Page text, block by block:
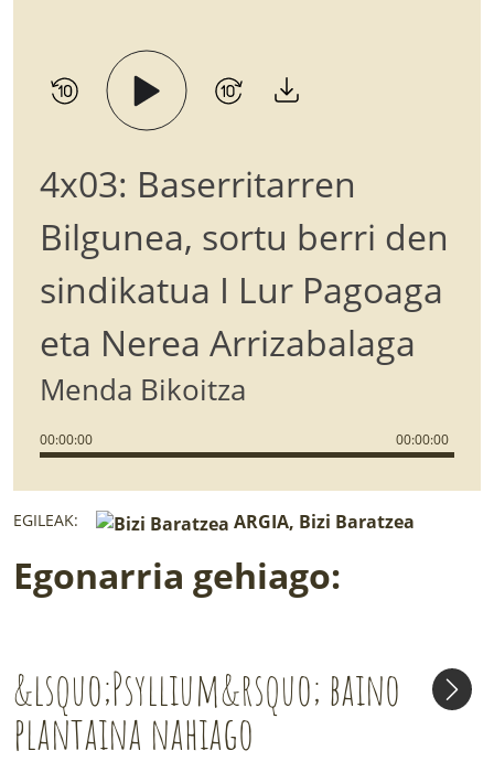
4x03: Baserritarren
Bilgunea, sortu berri den
sindikatua I Lur Pagoaga
eta Nerea Arrizabalaga
Menda Bikoitza
00:00:00 00:00:00
EGILEAK: ARGIA, Bizi Baratzea
Egonarria gehiago:
&lsquo;Psyllium&rsquo; baino
plantaina nahiago